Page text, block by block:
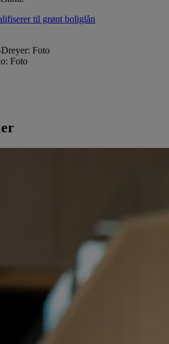
til grønt boliglån
: Foto
: Foto